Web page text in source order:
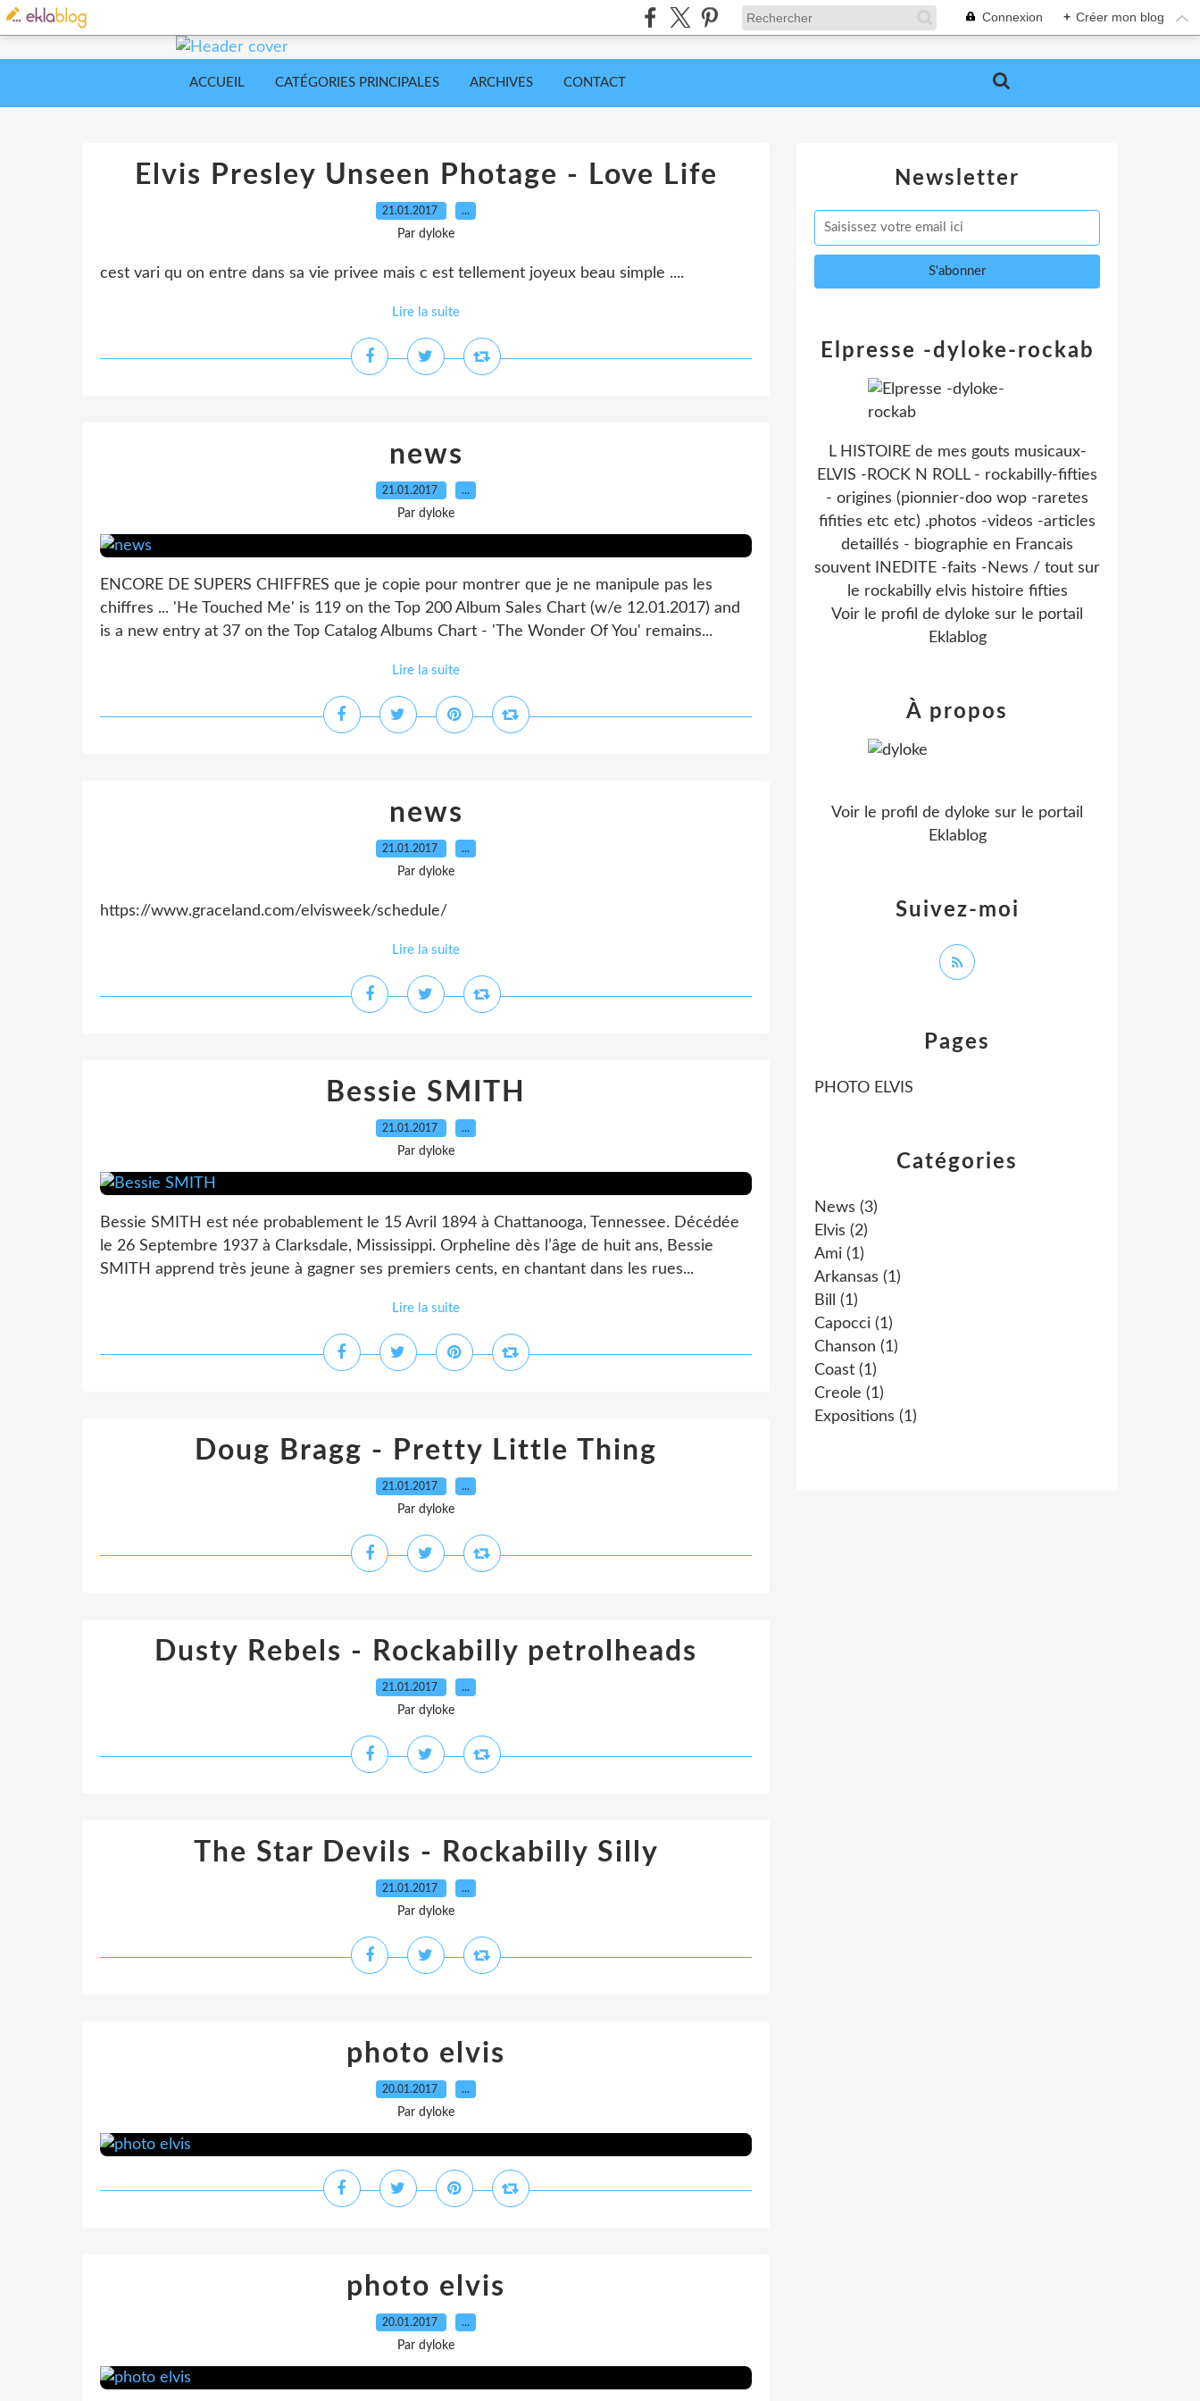
Connexion + Créer mon blog
ACCUEIL CATÉGORIES PRINCIPALES ARCHIVES CONTACT
Elvis Presley Unseen Photage - Love Life
21.01.2017 …
Par dyloke
cest vari qu on entre dans sa vie privee mais c est tellement joyeux beau simple ....
Lire la suite
news
21.01.2017 …
Par dyloke
ENCORE DE SUPERS CHIFFRES que je copie pour montrer que je ne manipule pas les
chiffres ... 'He Touched Me' is 119 on the Top 200 Album Sales Chart (w/e 12.01.2017) and
is a new entry at 37 on the Top Catalog Albums Chart - 'The Wonder Of You' remains...
Lire la suite
news
21.01.2017 …
Par dyloke
https://www.graceland.com/elvisweek/schedule/
Lire la suite
Bessie SMITH
21.01.2017 …
Par dyloke
Bessie SMITH est née probablement le 15 Avril 1894 à Chattanooga, Tennessee. Décédée
le 26 Septembre 1937 à Clarksdale, Mississippi. Orpheline dès l’âge de huit ans, Bessie
SMITH apprend très jeune à gagner ses premiers cents, en chantant dans les rues...
Lire la suite
Doug Bragg - Pretty Little Thing
21.01.2017 …
Par dyloke
Dusty Rebels - Rockabilly petrolheads
21.01.2017 …
Par dyloke
The Star Devils - Rockabilly Silly
21.01.2017 …
Par dyloke
photo elvis
20.01.2017 …
Par dyloke
photo elvis
20.01.2017 …
Par dyloke
Newsletter
Catégories
News (3)
Elvis (2)
Ami (1)
Arkansas (1)
Bill
(1)
Capocci (1)
Chanson (1)
Coast (1)
Creole (1)
Expositions (1)
Pages
PHOTO ELVIS
Elpresse -dyloke-rockab
L HISTOIRE de mes gouts musicaux-
ELVIS -ROCK N ROLL - rockabilly-fifties
- origines (pionnier-doo wop -raretes
fifities etc etc) .photos -videos -articles
detaillés - biographie en Francais
souvent INEDITE -faits -News / tout sur
le rockabilly elvis histoire fifties
Voir le profil de dyloke sur le portail
Eklablog
Suivez-moi
À propos
Voir le profil de dyloke sur le portail
Eklablog